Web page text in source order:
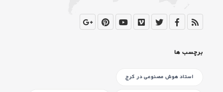
برچسب ها
استاد هوش مصنوعیدر کرج